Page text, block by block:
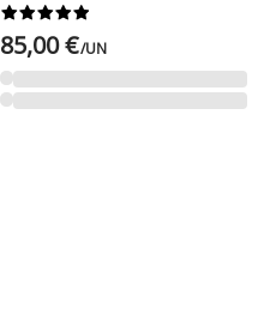






85,00 €/UN